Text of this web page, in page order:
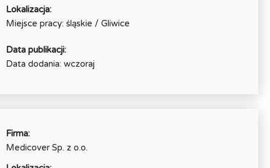
Lokalizacja:
Miejsce pracy: śląskie / Gliwice
Data publikacji:
Data dodania: wczoraj
Firma:
Medicover Sp. z o.o.